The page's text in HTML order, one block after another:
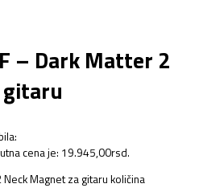
– Dark Matter 2
gitaru
cena je: 19.945,00rsd.
Magnet za gitaru količina